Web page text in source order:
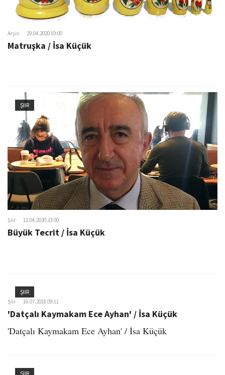
Arşiv 29.04.2020 19:00
Matruşka / İsa Küçük
ŞIIR
Şiir 12.04.2020 23:00
Büyük Tecrit / İsa Küçük
ŞIIR
Şiir 16.07.2018 09:11
'Datçalı Kaymakam Ece Ayhan' / İsa Küçük
'Datçalı Kaymakam Ece Ayhan' / İsa Küçük
ŞIIR